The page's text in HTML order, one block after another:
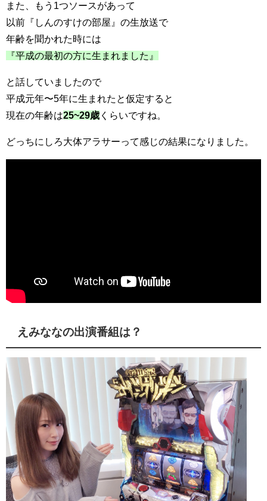
また、もう1つソースがあって
以前『しんのすけの部屋』の生放送で
年齢を聞かれた時には
『平成の最初の方に生まれました』
と話していましたので
平成元年〜5年に生まれたと仮定すると
現在の年齢は25~29歳 くらいですね。
どっちにしろ大体アラサーって感じの結果になりました。
えみななの出演番組は？